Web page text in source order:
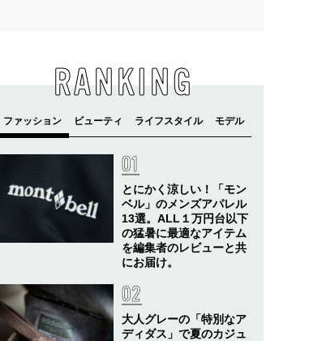
RANKING
とにかく涼しい！「モン
ベル」のメンズアパレル
13選。ALL１万円台以下
の猛暑に最適なアイテム
を編集者のレビューと共
にお届け。
大人グレーの「特別なア
ディダス」で夏のカジュ